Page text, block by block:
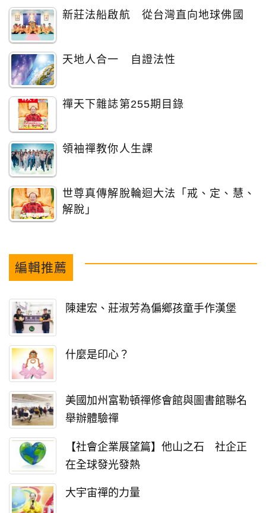
新莊法船啟航 從台灣直向地球佛國
天地人合一 自證法性
禪天下雜誌第255期目錄
領袖禪教你人生課
世尊真傳解脫輪迴大法「戒、定、慧、
解脫」
編輯推薦
陳建宏、莊淑芳為偏鄉孩童手作漢堡
什麼是印心？
美國加州富勒頓禪修會館與圖書館聯名
舉辦體驗禪
【社會企業展望篇】他山之石 社企正
在全球發光發熱
大宇宙禪的力量